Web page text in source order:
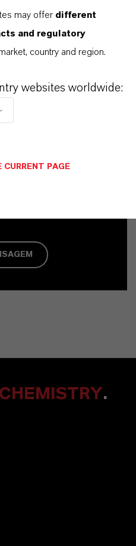
CHEMISTRY.
may offer different
and regulatory
country and region.
websites worldwide:
PAGE